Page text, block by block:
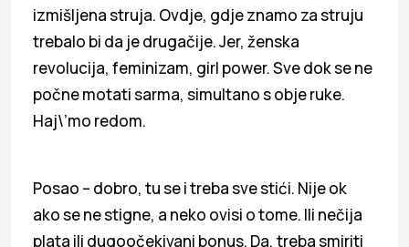
izmišljena struja. Ovdje, gdje znamo za struju
trebalo bi da je drugačije. Jer, ženska
revolucija, feminizam, girl power. Sve dok se ne
počne motati sarma, simultano s obje ruke.
Haj\’mo redom.
Posao – dobro, tu se i treba sve stići. Nije ok
ako se ne stigne, a neko ovisi o tome. Ili nečija
plata ili dugoočekivani bonus. Da, treba smiriti